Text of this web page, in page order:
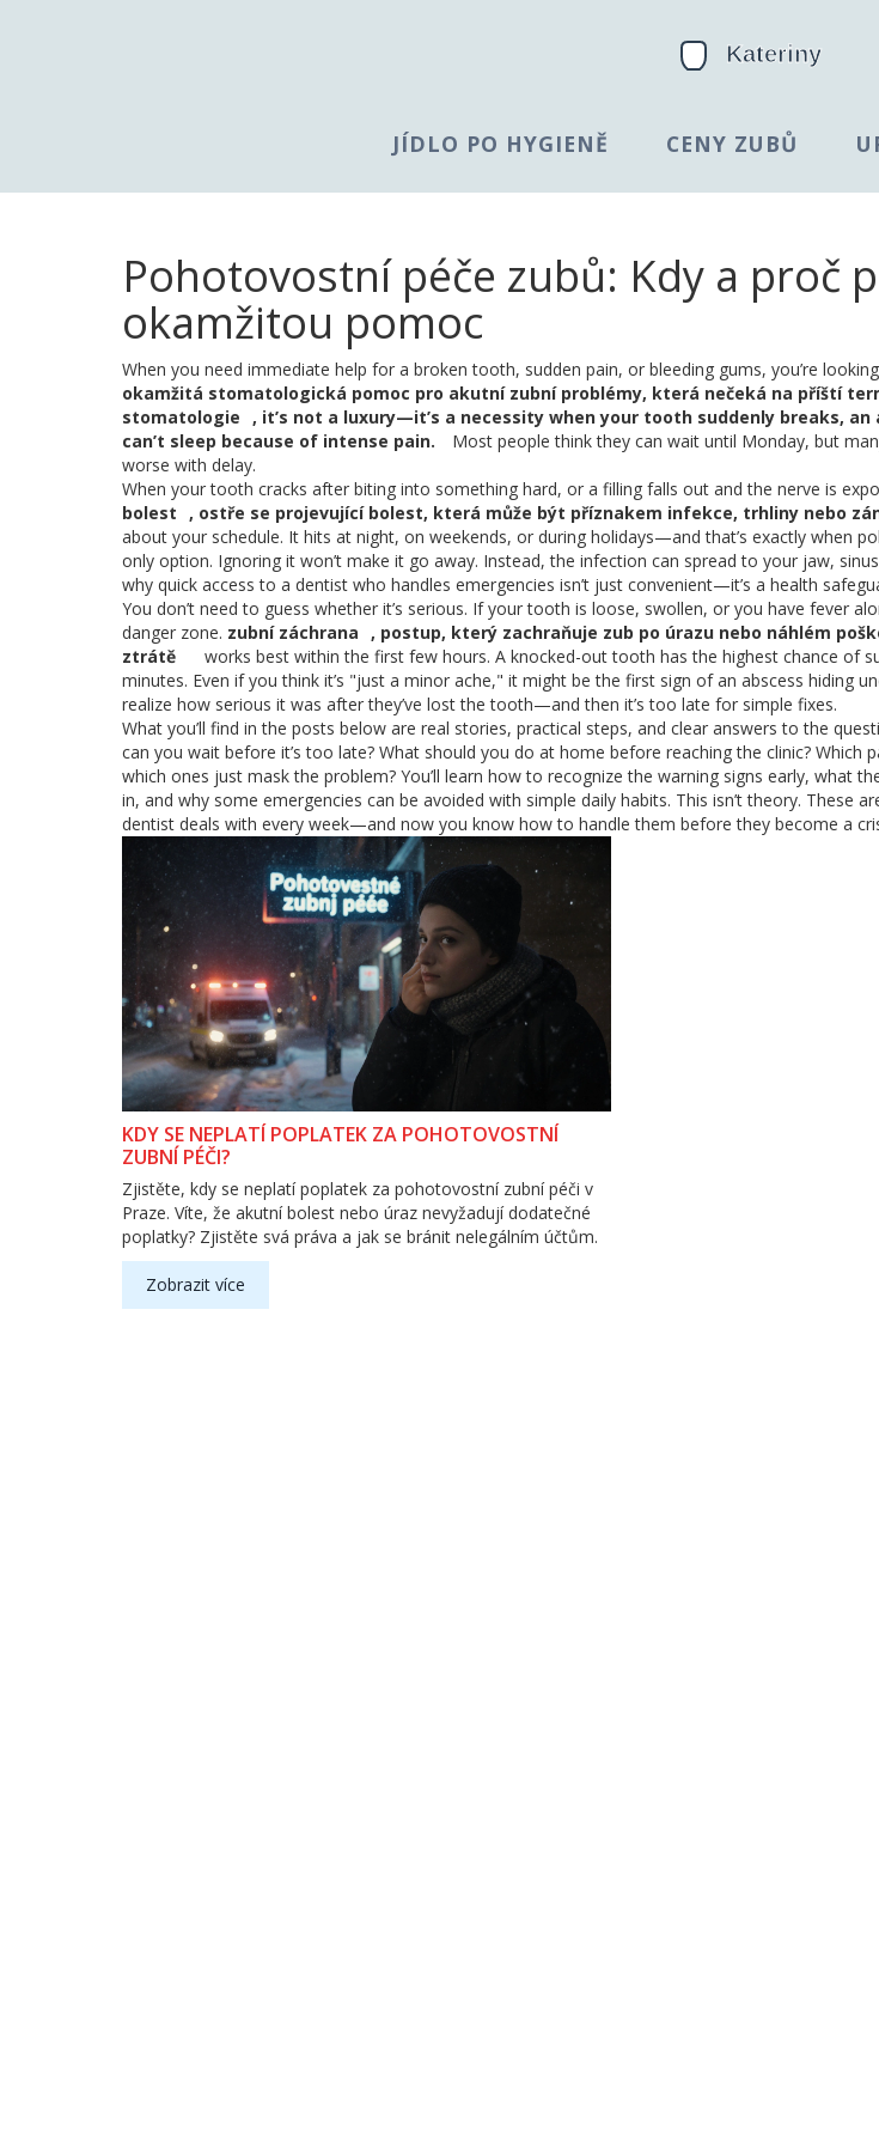
JÍDLO PO HYGIENĚ CENY ZUBŮ
Pohotovostní péče zubů: Kdy a proč
okamžitou pomoc
When you need immediate help for a broken tooth, sudden pain, or bleeding gums, you’re
okamžitá stomatologická pomoc pro akutní zubní problémy, která nečeká na příští
stomatologie
, it’s not a luxury—it’s a necessity when your tooth suddenly breaks, an
can’t sleep because of intense pain.
Most people think they can wait until Monday, but
worse with delay.
When your tooth cracks after biting into something hard, or a filling falls out and the nerve is
bolest
, ostře se projevující bolest, která může být příznakem infekce, trhliny nebo
about your schedule. It hits at night, on weekends, or during holidays—and that’s exactly when
only option. Ignoring it won’t make it go away. Instead, the infection can spread to your jaw,
why quick access to a dentist who handles emergencies isn’t just convenient—it’s a health
You don’t need to guess whether it’s serious. If your tooth is loose, swollen, or you have fever
danger zone. zubní záchrana , postup, který zachraňuje zub po úrazu nebo náhlém
ztrátě
works best within the first few hours. A knocked-out tooth has the highest chance of
minutes. Even if you think it’s "just a minor ache," it might be the first sign of an abscess hiding
realize how serious it was after they’ve lost the tooth—and then it’s too late for simple fixes.
What you’ll find in the posts below are real stories, practical steps, and clear answers to the
can you wait before it’s too late? What should you do at home before reaching the clinic? Which
which ones just mask the problem? You’ll learn how to recognize the warning signs early, what
in, and why some emergencies can be avoided with simple daily habits. This isn’t theory. These
dentist deals with every week—and now you know how to handle them before they become a
KDY SE NEPLATÍ POPLATEK ZA POHOTOVOSTNÍ
ZUBNÍ PÉČI?
Zjistěte, kdy se neplatí poplatek za pohotovostní zubní péči v
Praze. Víte, že akutní bolest nebo úraz nevyžadují dodatečné
poplatky? Zjistěte svá práva a jak se bránit nelegálním účtům.
Zobrazit více